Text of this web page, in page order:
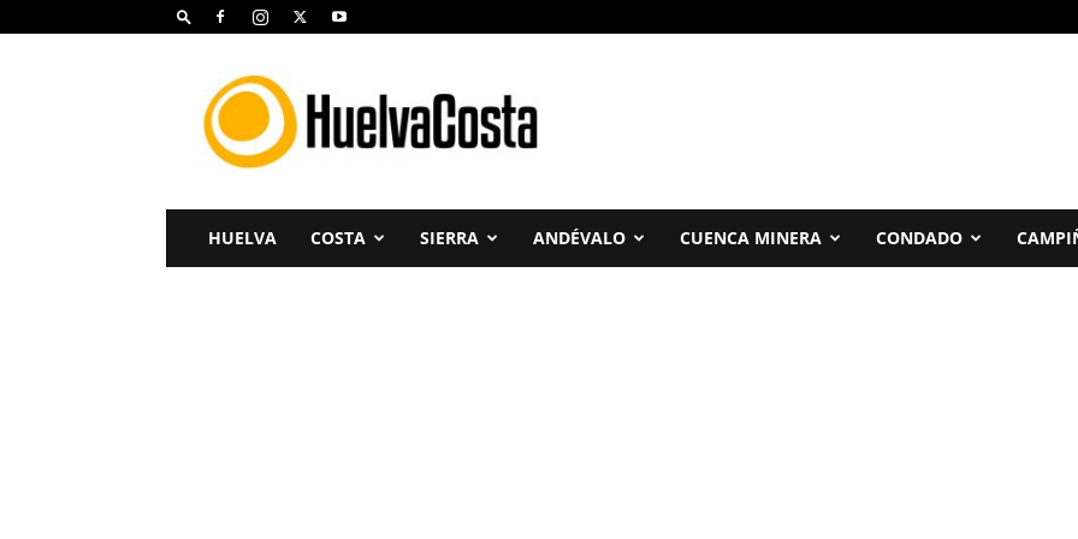
Huelva
Costa
HUELVA COSTA SIERRA ANDÉVALO CUENCA MINERA CONDADO